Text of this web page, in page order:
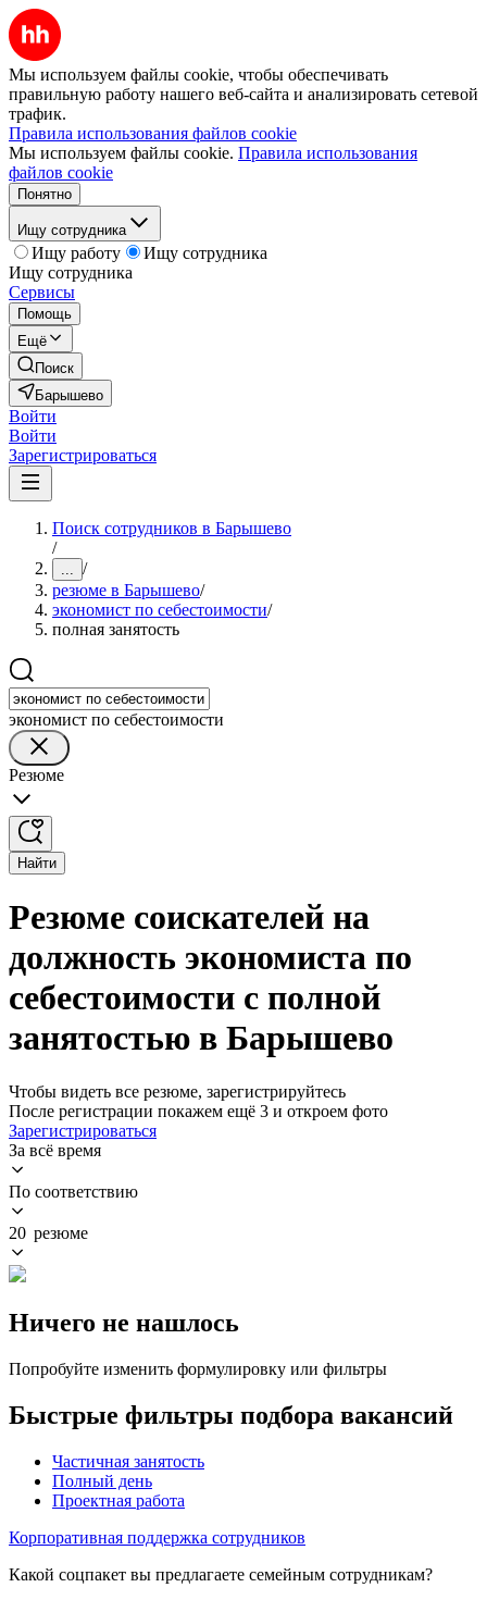
Мы используем файлы cookie, чтобы обеспечивать
правильную работу нашего веб-сайта и анализировать сетевой
трафик.
Правила использования файлов cookie
Мы используем файлы cookie. Правила использования
файлов cookie
Понятно
Ищу сотрудника
Ищу работу
Ищу сотрудника
Ищу сотрудника
Сервисы
Помощь
Ещё
Поиск
Барышево
Войти
Войти
Зарегистрироваться
Поиск сотрудников в Барышево
/
... /
резюме в Барышево/
экономист по себестоимости/
полная занятость
экономист по себестоимости
Резюме
Найти
Резюме соискателей на
должность экономиста по
себестоимости с полной
занятостью в Барышево
Чтобы видеть все резюме, зарегистрируйтесь
После регистрации покажем ещё 3 и откроем фото
Зарегистрироваться
За всё время
По соответствию
20 резюме
Ничего не нашлось
Попробуйте изменить формулировку или фильтры
Быстрые фильтры подбора вакансий
Частичная занятость
Полный день
Проектная работа
Корпоративная поддержка сотрудников
Какой соцпакет вы предлагаете семейным сотрудникам?